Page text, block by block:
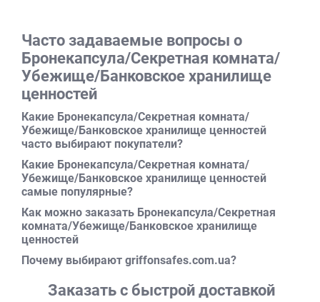
образовательных учреждениях;
медцентрах;
Вне зависимости от сферы деятельности, сейфовая
комната станет оптимальным решением для компании
или организации, которая беспокоится о жизни и
благополучии сотрудников. Кроме того, подобные
помещения-сейфы используют как банковское
хранилище в частных владениях и коммерческой
отрасли. Наибольшую популярность такие хранилища
получили в:
кредитных организациях;
ломбардах;
культурных учреждениях;
картинных галереях и музеях.
Часто задаваемые вопросы о
Бронекапсула/Секретная комната/
Убежище/Банковское хранилище
ценностей
Какие Бронекапсула/Секретная комната/
Убежище/Банковское хранилище ценностей
часто выбирают покупатели?
Какие Бронекапсула/Секретная комната/
Убежище/Банковское хранилище ценностей
самые популярные?
Как можно заказать Бронекапсула/Секретная
комната/Убежище/Банковское хранилище
ценностей
Почему выбирают griffonsafes.com.ua?
Заказать с быстрой доставкой